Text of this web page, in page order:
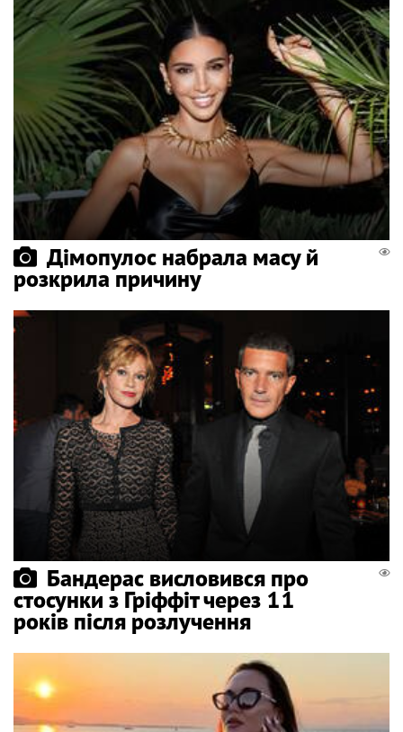
Дімопулос набрала масу й
розкрила причину
Бандерас висловився про
стосунки з Гріффіт через 11
років після розлучення